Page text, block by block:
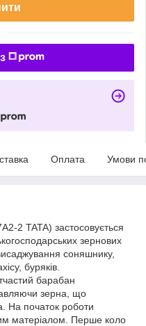
Оплата Умови
2 TATA) застосовується
зернових
соняшнику,
буряків.
барабан
зерна, що
На початок роботи
матеріалом. Перше коло